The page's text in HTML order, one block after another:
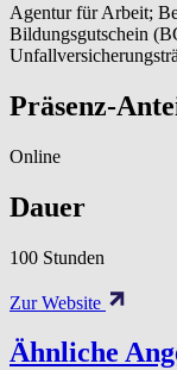
Agentur für Arbeit;
Bildungsgutschein
Präsenz-
Online
Dauer
100 Stunden
Zur Website
Ähnliche